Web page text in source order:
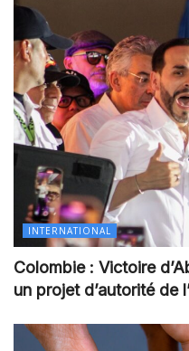
INTERNATIONAL
Colombie : Victoire
un projet d’autorité de